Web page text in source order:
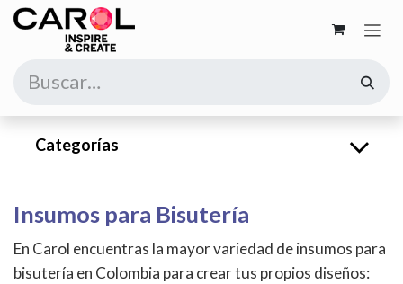
Ir al contenido
Categorías
Insumos para Bisutería
En Carol encuentras la mayor variedad de insumos para
bisutería en Colombia para crear tus propios diseños: